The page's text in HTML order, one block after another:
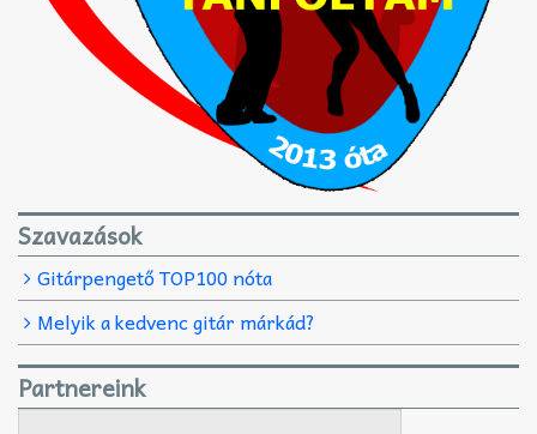
Szavazások
Gitárpengető TOP100 nóta
Melyik a kedvenc gitár márkád?
Partnereink